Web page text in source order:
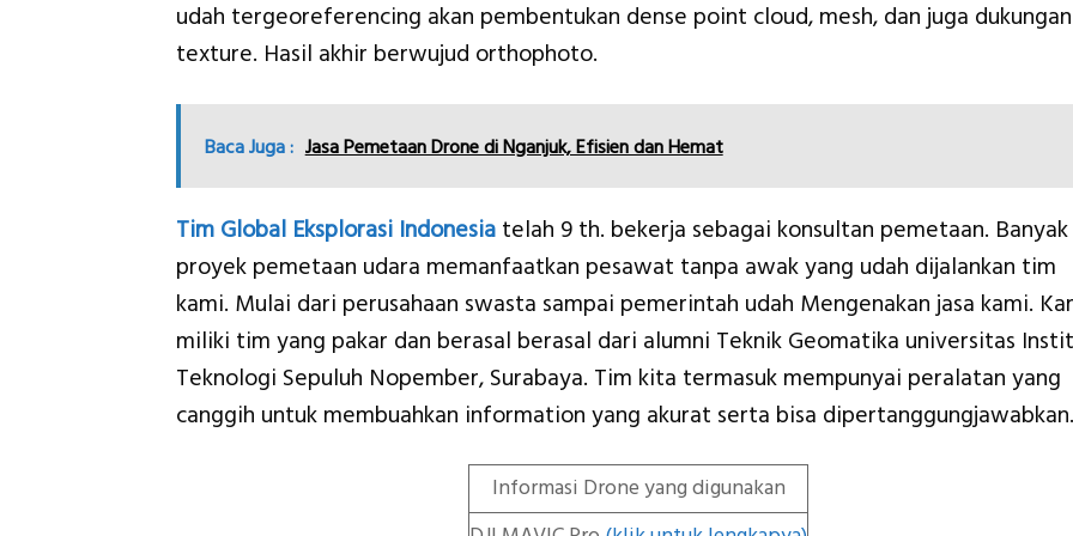
udah tergeoreferencing akan pembentukan dense point cloud, mesh, dan juga dukungan
texture. Hasil akhir berwujud orthophoto.
Baca Juga : Jasa Pemetaan Drone di Nganjuk, Efisien dan Hemat
Tim Global Eksplorasi Indonesia telah 9 th. bekerja sebagai konsultan pemetaan. Banyak
proyek pemetaan udara memanfaatkan pesawat tanpa awak yang udah dijalankan tim
kami. Mulai dari perusahaan swasta sampai pemerintah udah Mengenakan jasa kami.
miliki tim yang pakar dan berasal berasal dari alumni Teknik Geomatika universitas
Teknologi Sepuluh Nopember, Surabaya. Tim kita termasuk mempunyai peralatan yang
canggih untuk membuahkan information yang akurat serta bisa dipertanggungjawabkan.
Informasi Drone yang digunakan